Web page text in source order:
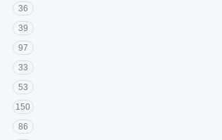
36
39
97
33
53
150
86